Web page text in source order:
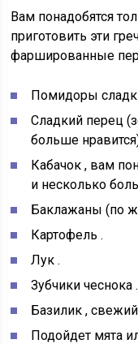
Вам понадобятся
приготовить эти
фаршированные
Помидоры
Сладкий перец
больше
Кабачок , вам
и несколько
Баклажаны (по
Картофель .
Лук .
Зубчики чеснока .
Базилик ,
Подойдет мята